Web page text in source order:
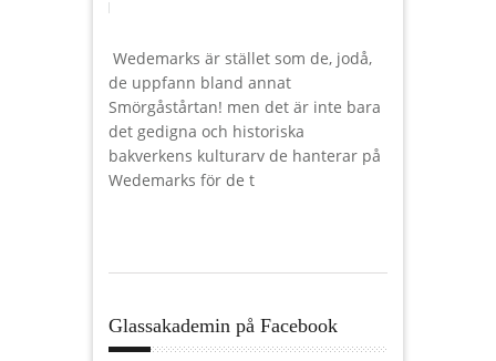
Wedemarks är stället som de, jodå,
de uppfann bland annat
Smörgåstårtan! men det är inte bara
det gedigna och historiska
bakverkens kulturarv de hanterar på
Wedemarks för de t
Glassakademin på Facebook